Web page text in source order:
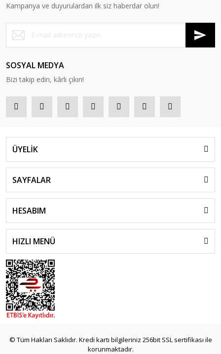
Kampanya ve duyurulardan ilk siz haberdar olun!
SOSYAL MEDYA
Bizi takip edin, kârlı çıkın!
ÜYELİK
SAYFALAR
HESABIM
HIZLI MENÜ
© Tüm Hakları Saklıdır. Kredi kartı bilgileriniz 256bit SSL sertifikası ile
korunmaktadır.